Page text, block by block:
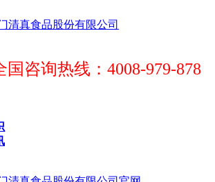
国咨询热线：4008-979-878